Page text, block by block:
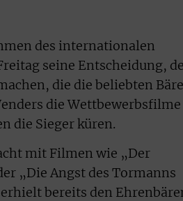
des internationalen
seine Entscheidung,
die die beliebten
die Wettbewerbsfilme
die Sieger küren.
mit Filmen wie „Der
„Die Angst des Tormanns
bereits den